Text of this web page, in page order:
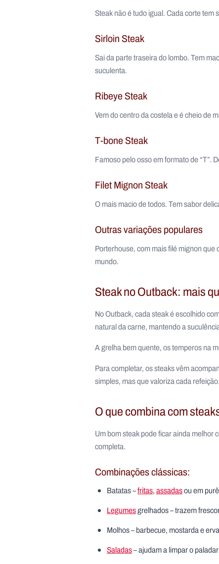
Steak não é tudo igual. Cada corte tem
Sirloin Steak
Sai da parte traseira do lombo. Tem
suculenta.
Ribeye Steak
Vem do centro da costela e é cheio de
T-bone Steak
Famoso pelo osso em formato de “T”.
Filet Mignon Steak
O mais macio de todos. Tem sabor
Outras variações populares
Porterhouse, com mais filé mignon
mundo.
Steak no Outback: mais
No Outback, cada steak é escolhido
natural da carne, mantendo a
A grelha bem quente, os temperos na
Para completar, os steaks vêm
simples, mas que valoriza cada refeição.
O que combina com
Um bom steak pode ficar ainda melhor
completa.
Combinações clássicas:
Batatas –fritas,assadasou em
Legumesgrelhados – trazem
Molhos – barbecue, mostarda e
Saladas– ajudam a limpar o